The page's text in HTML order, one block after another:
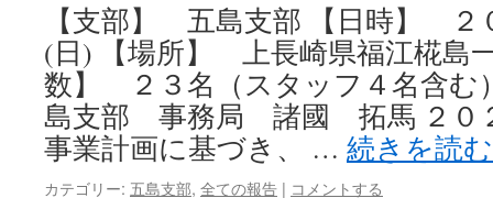
キ
ッ
プ
【支部】 五島支部 【日時】 ２
(日) 【場所】 上長崎県福江椛島
数】 ２３名（スタッフ４名含
島支部 事務局 諸國 拓馬 ２０
事業計画に基づき、 … 続きを読
カテゴリー: 五島支部, 全ての報告 | コメントする